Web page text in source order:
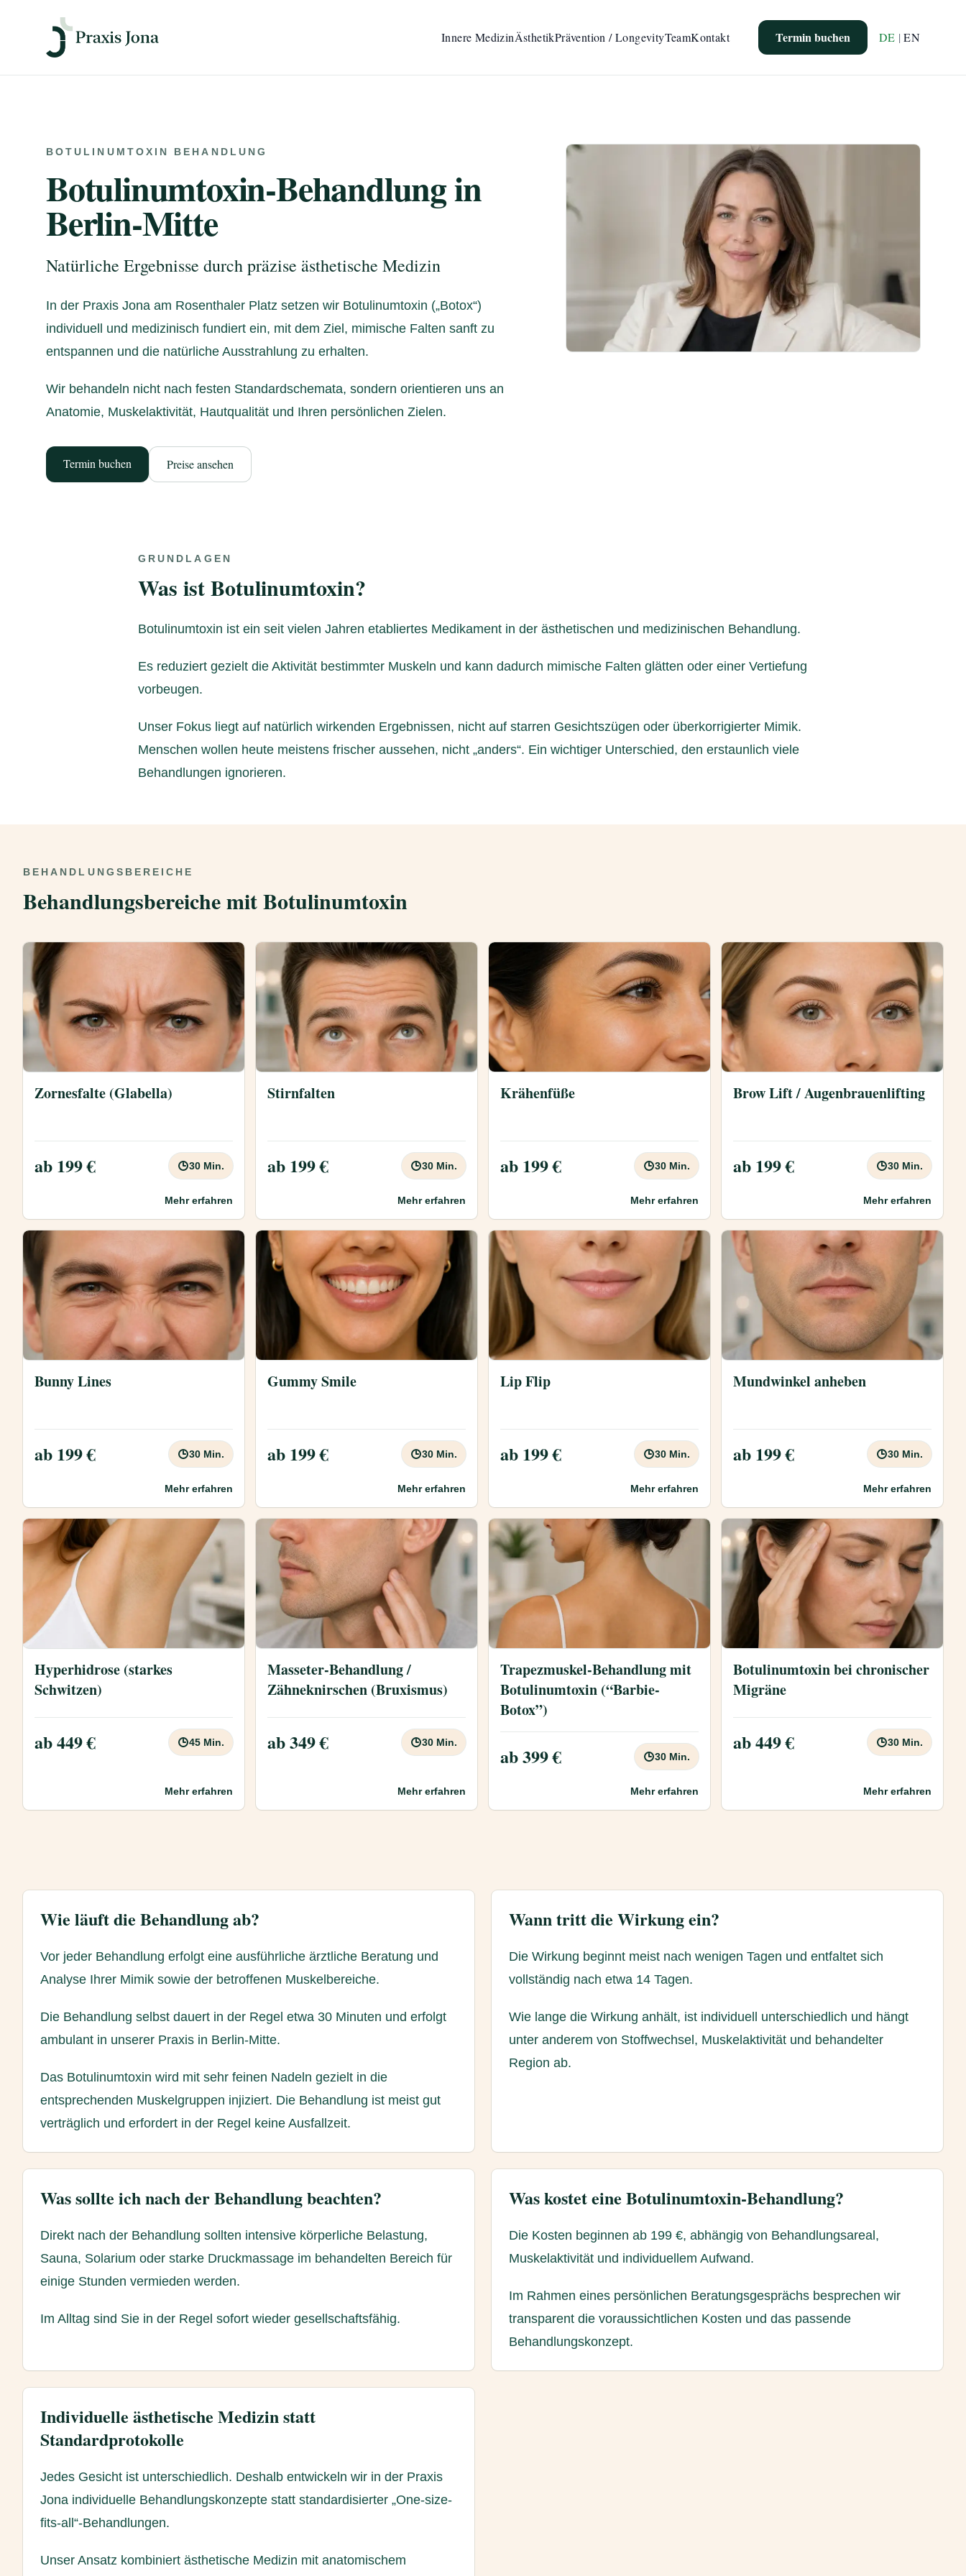
Innere MedizinÄsthetikPrävention / LongevityTeamKontakt Termin buchen DE | EN
BOTULINUMTOXIN BEHANDLUNG
Botulinumtoxin-Behandlung in
Berlin-Mitte
Natürliche Ergebnisse durch präzise ästhetische Medizin
In der Praxis Jona am Rosenthaler Platz setzen wir Botulinumtoxin („Botox“)
individuell und medizinisch fundiert ein, mit dem Ziel, mimische Falten sanft zu
entspannen und die natürliche Ausstrahlung zu erhalten.
Wir behandeln nicht nach festen Standardschemata, sondern orientieren uns an
Anatomie, Muskelaktivität, Hautqualität und Ihren persönlichen Zielen.
Termin buchen Preise ansehen
GRUNDLAGEN
Was ist Botulinumtoxin?
Botulinumtoxin ist ein seit vielen Jahren etabliertes Medikament in der ästhetischen und medizinischen Behandlung.
Es reduziert gezielt die Aktivität bestimmter Muskeln und kann dadurch mimische Falten glätten oder einer Vertiefung
vorbeugen.
Unser Fokus liegt auf natürlich wirkenden Ergebnissen, nicht auf starren Gesichtszügen oder überkorrigierter Mimik.
Menschen wollen heute meistens frischer aussehen, nicht „anders“. Ein wichtiger Unterschied, den erstaunlich viele
Behandlungen ignorieren.
BEHANDLUNGSBEREICHE
Behandlungsbereiche mit Botulinumtoxin
Zornesfalte (Glabella)
ab 199 € 30 Min.
Mehr erfahren
Stirnfalten
ab 199 € 30 Min.
Mehr erfahren
Krähenfüße
ab 199 € 30 Min.
Mehr erfahren
Brow Lift / Augenbrauenlifting
ab 199 € 30 Min.
Mehr erfahren
Bunny Lines
ab 199 € 30 Min.
Mehr erfahren
Gummy Smile
ab 199 € 30 Min.
Mehr erfahren
Lip Flip
ab 199 € 30 Min.
Mehr erfahren
Mundwinkel anheben
ab 199 € 30 Min.
Mehr erfahren
Hyperhidrose (starkes
Schwitzen)
ab 449 € 45 Min.
Mehr erfahren
Masseter-Behandlung /
Zähneknirschen (Bruxismus)
ab 349 € 30 Min.
Mehr erfahren
Trapezmuskel-Behandlung mit
Botulinumtoxin (“Barbie-
Botox”)
ab 399 € 30 Min.
Mehr erfahren
Botulinumtoxin bei chronischer
Migräne
ab 449 € 30 Min.
Mehr erfahren
Wie läuft die Behandlung ab?
Vor jeder Behandlung erfolgt eine ausführliche ärztliche Beratung und
Analyse Ihrer Mimik sowie der betroffenen Muskelbereiche.
Die Behandlung selbst dauert in der Regel etwa 30 Minuten und erfolgt
ambulant in unserer Praxis in Berlin-Mitte.
Das Botulinumtoxin wird mit sehr feinen Nadeln gezielt in die
entsprechenden Muskelgruppen injiziert. Die Behandlung ist meist gut
verträglich und erfordert in der Regel keine Ausfallzeit.
Wann tritt die Wirkung ein?
Die Wirkung beginnt meist nach wenigen Tagen und entfaltet sich
vollständig nach etwa 14 Tagen.
Wie lange die Wirkung anhält, ist individuell unterschiedlich und hängt
unter anderem von Stoffwechsel, Muskelaktivität und behandelter
Region ab.
Was sollte ich nach der Behandlung beachten?
Direkt nach der Behandlung sollten intensive körperliche Belastung,
Sauna, Solarium oder starke Druckmassage im behandelten Bereich für
einige Stunden vermieden werden.
Im Alltag sind Sie in der Regel sofort wieder gesellschaftsfähig.
Was kostet eine Botulinumtoxin-Behandlung?
Die Kosten beginnen ab 199 €, abhängig von Behandlungsareal,
Muskelaktivität und individuellem Aufwand.
Im Rahmen eines persönlichen Beratungsgesprächs besprechen wir
transparent die voraussichtlichen Kosten und das passende
Behandlungskonzept.
Individuelle ästhetische Medizin statt
Standardprotokolle
Jedes Gesicht ist unterschiedlich. Deshalb entwickeln wir in der Praxis
Jona individuelle Behandlungskonzepte statt standardisierter „One-size-
fits-all“-Behandlungen.
Unser Ansatz kombiniert ästhetische Medizin mit anatomischem